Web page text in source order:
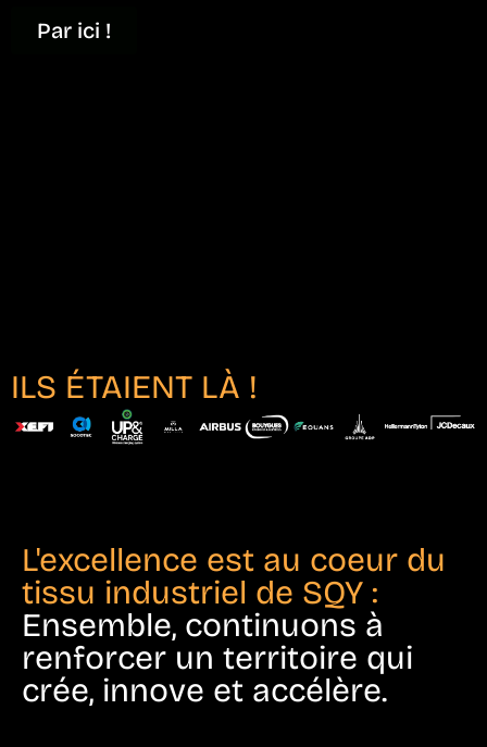
Par ici !
ILS ÉTAIENT LÀ !
L'excellence est au coeur du
tissu industriel de SQY :
Ensemble, continuons à
renforcer un territoire qui
crée, innove et accélère.